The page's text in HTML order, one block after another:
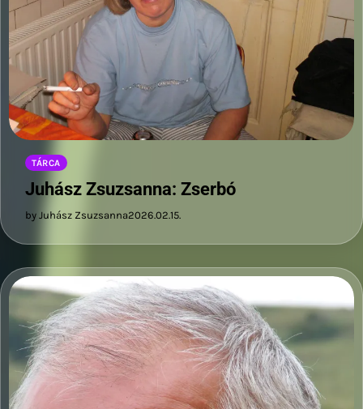
TÁRCA
Juhász Zsuzsanna: Zserbó
by Juhász Zsuzsanna2026.02.15.